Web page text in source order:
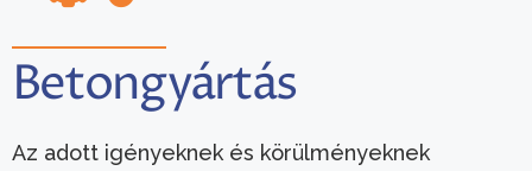
Betongyártás
Az adott igényeknek és körülményeknek